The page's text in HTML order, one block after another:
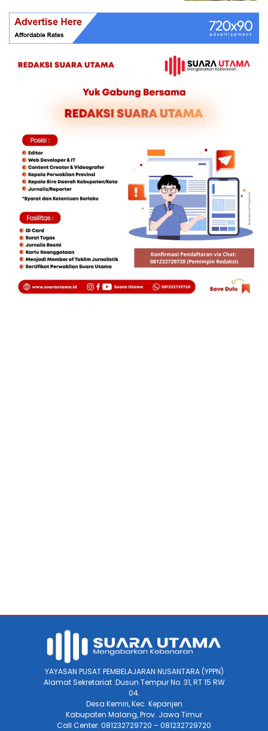
YAYASAN PUSAT PEMBELAJARAN NUSANTARA (YPPN)
Alamat Sekretariat :Dusun Tempur No. 31, RT 15 RW
04.
Desa Kemiri, Kec. Kepanjen
Kabupaten Malang, Prov. Jawa Timur
Call Center: 081232729720 – 081232729720